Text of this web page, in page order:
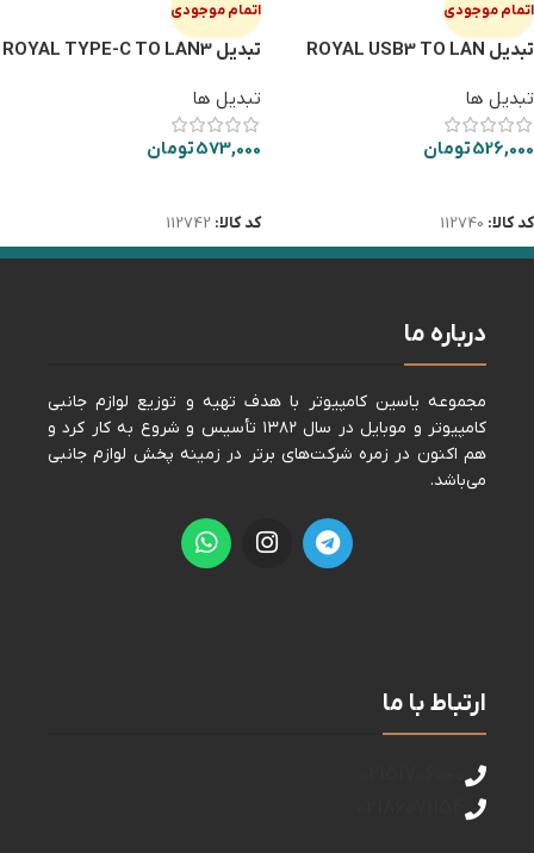
اتمام موجودی
تبدیل ROYAL USB3 TO LAN
تبدیل ها
526,000تومان
کد کالا: 112740
اتمام موجودی
تبدیل ROYAL TYPE-C TO LAN3
تبدیل ها
573,000تومان
کد کالا: 112742
درباره ما
مجموعه ياسين كامپيوتر با هدف تهيه و توزيع لوازم جانبی
كامپيوتر و موبايل در سال ١٣٨٢ تأسيس و شروع به كار كرد و
هم اكنون در زمره شركت‌های برتر در زمينه پخش لوازم جانبی
می‌باشد.
ارتباط با ما